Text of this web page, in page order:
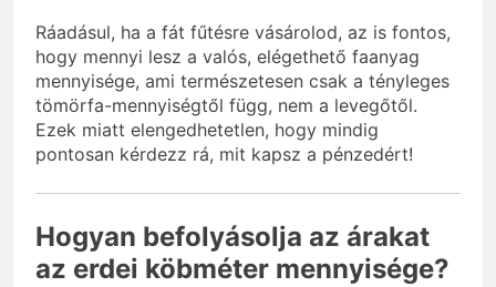
Ráadásul, ha a fát fűtésre vásárolod, az is fontos,
hogy mennyi lesz a valós, elégethető faanyag
mennyisége, ami természetesen csak a tényleges
tömörfa-mennyiségtől függ, nem a levegőtől.
Ezek miatt elengedhetetlen, hogy mindig
pontosan kérdezz rá, mit kapsz a pénzedért!
Hogyan befolyásolja az árakat
az erdei köbméter mennyisége?